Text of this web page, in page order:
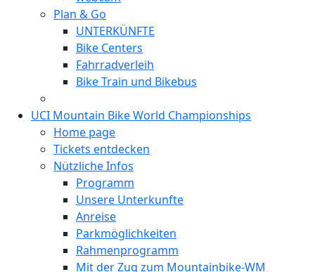
Plan & Go
UNTERKÜNFTE
Bike Centers
Fahrradverleih
Bike Train und Bikebus
UCI Mountain Bike World Championships
Home page
Tickets entdecken
Nützliche Infos
Programm
Unsere Unterkunfte
Anreise
Parkmöglichkeiten
Rahmenprogramm
Mit der Zug zum Mountainbike-WM